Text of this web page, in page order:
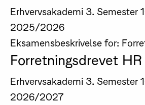
Erhvervsakademi 3. Semester
2025/2026
Eksamensbeskrivelse for:
Forretningsdrevet HR
Erhvervsakademi 3. Semester
2026/2027